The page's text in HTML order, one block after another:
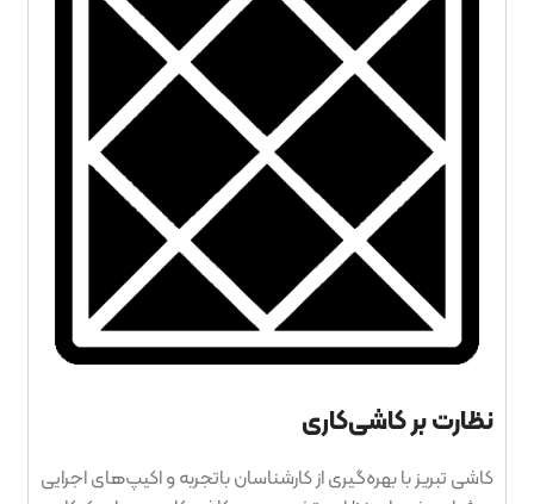
نظارت بر کاشی‌کاری
کاشی تبریز با بهره‌گیری از کارشناسان باتجربه و اکیپ‌های اجرایی